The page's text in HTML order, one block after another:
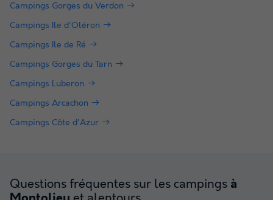
Campings Gorges du Verdon
Campings Ile d'Oléron
Campings Ile de Ré
Campings Gorges du Tarn
Campings Luberon
Campings Arcachon
Campings Côte d'Azur
Questions fréquentes sur les campings à